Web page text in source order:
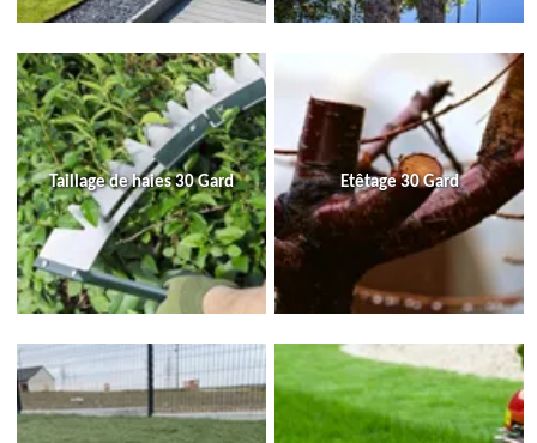
Taillage de haies 30 Gard Etêtage 30 Gard